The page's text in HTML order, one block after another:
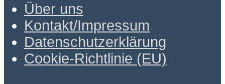
Über uns
Kontakt/Impressum
Datenschutzerklärung
Cookie-Richtlinie (EU)